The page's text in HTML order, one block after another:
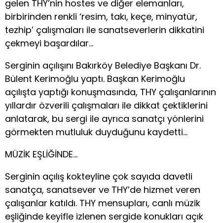
gelen THY’nin hostes ve diğer elemanları,
birbirinden renkli ‘resim, takı, keçe, minyatür,
tezhip’ çalışmaları ile sanatseverlerin dikkatini
çekmeyi başardılar…
Serginin açılışını Bakırköy Belediye Başkanı Dr.
Bülent Kerimoğlu yaptı. Başkan Kerimoğlu
açılışta yaptığı konuşmasında, THY çalışanlarının
yıllardır özverili çalışmaları ile dikkat çektiklerini
anlatarak, bu sergi ile ayrıca sanatçı yönlerini
görmekten mutluluk duyduğunu kaydetti…
MÜZİK EŞLİĞİNDE…
Serginin açılış kokteyline çok sayıda davetli
sanatça, sanatsever ve THY’de hizmet veren
çalışanlar katıldı. THY mensupları, canlı müzik
eşliğinde keyifle izlenen sergide konukları açık